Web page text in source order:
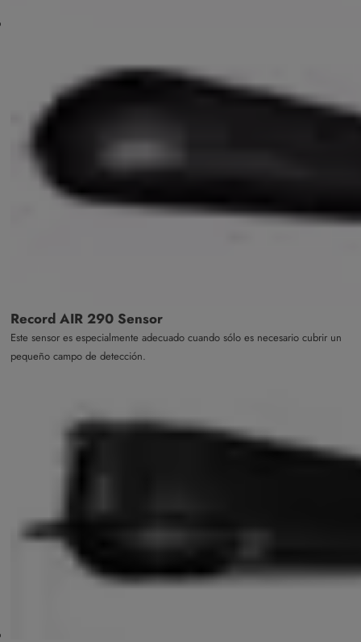
Record AIR 290 Sensor
Este sensor es especialmente adecuado cuando sólo es necesario cubrir un
pequeño campo de detección.